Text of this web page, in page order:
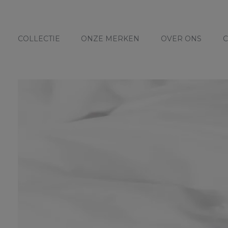
COLLECTIE ONZE MERKEN OVER ONS